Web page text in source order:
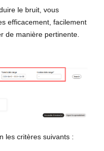
le bruit, vous
efficacement, facilement
de manière pertinente.
les critères suivants :